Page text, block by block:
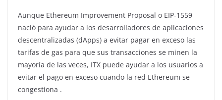
Aunque Ethereum Improvement Proposal o EIP-1559
nació para ayudar a los desarrolladores de aplicaciones
descentralizadas (dApps) a evitar pagar en exceso las
tarifas de gas para que sus transacciones se minen la
mayoría de las veces, ITX puede ayudar a los usuarios a
evitar el pago en exceso cuando la red Ethereum se
congestiona .